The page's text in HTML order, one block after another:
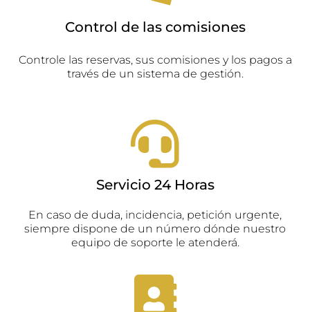
Control de las comisiones
Controle las reservas, sus comisiones y los pagos a
través de un sistema de gestión.
Servicio 24 Horas
En caso de duda, incidencia, petición urgente,
siempre dispone de un número dónde nuestro
equipo de soporte le atenderá.